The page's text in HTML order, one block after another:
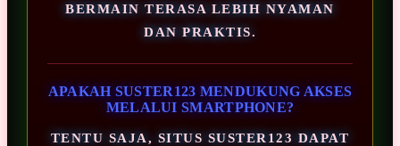
BERMAIN TERASA LEBIH NYAMAN
DAN PRAKTIS.
APAKAH SUSTER123 MENDUKUNG AKSES
MELALUI SMARTPHONE?
TENTU SAJA, SITUS SUSTER123 DAPAT